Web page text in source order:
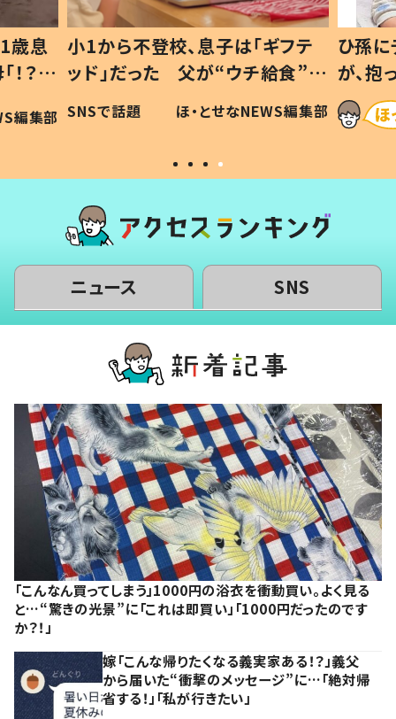
歳息
？」
編集部
小1から不登校、息子は「ギフテ
ッド」だった 父が“ウチ給食”を
作り続ける理由とは #令和の親
#令和の子
SNSで話題 ほ・とせなNEWS編集部
ひ孫
が、
「涙が
い」
ニュース SNS
「こんなん買ってしまう」1000円の浴衣を衝動買い。よく見る
と…“驚きの光景”に「これは即買い」「1000円だったのです
か？！」
嫁「こんな帰りたくなる義実家ある！？」義父
から届いた“衝撃のメッセージ”に…「絶対帰
省する！」「私が行きたい」